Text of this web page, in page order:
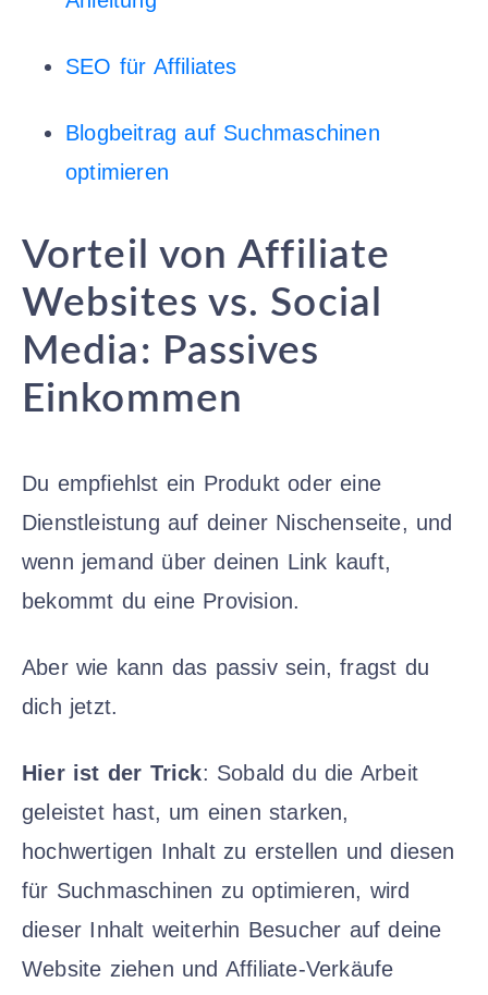
SEO für Affiliates
Blogbeitrag auf Suchmaschinen
optimieren
Vorteil von Affiliate
Websites vs. Social
Media: Passives
Einkommen
Du empfiehlst ein Produkt oder eine
Dienstleistung auf deiner Nischenseite, und
wenn jemand über deinen Link kauft,
bekommt du eine Provision.
Aber wie kann das passiv sein, fragst du
dich jetzt.
Hier ist der Trick: Sobald du die Arbeit
geleistet hast, um einen starken,
hochwertigen Inhalt zu erstellen und diesen
für Suchmaschinen zu optimieren, wird
dieser Inhalt weiterhin Besucher auf deine
Website ziehen und Affiliate-Verkäufe